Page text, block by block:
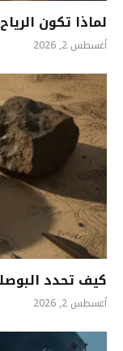
لماذا تكون
أغسطس 2, 2026
كيف تحدد
أغسطس 2, 2026